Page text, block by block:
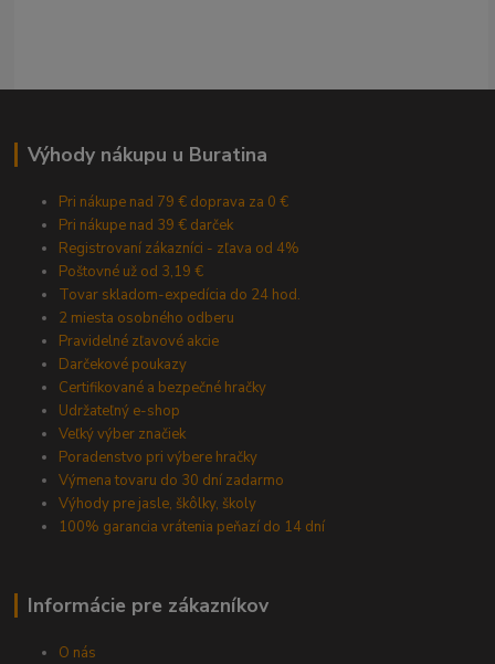
Výhody nákupu u Buratina
Pri nákupe nad 79 € doprava za 0 €
Pri nákupe nad 39 € darček
Registrovaní zákazníci - zľava od 4%
Poštovné už od 3,19 €
Tovar skladom-expedícia do 24 hod.
2 miesta osobného odberu
Pravidelné zľavové akcie
Darčekové poukazy
Certifikované a bezpečné hračky
Udržateľný e-shop
Veľký výber značiek
Poradenstvo pri výbere hračky
Výmena tovaru do 30 dní zadarmo
Výhody pre jasle, škôlky, školy
100% garancia vrátenia peňazí do 14 dní
Informácie pre zákazníkov
O nás